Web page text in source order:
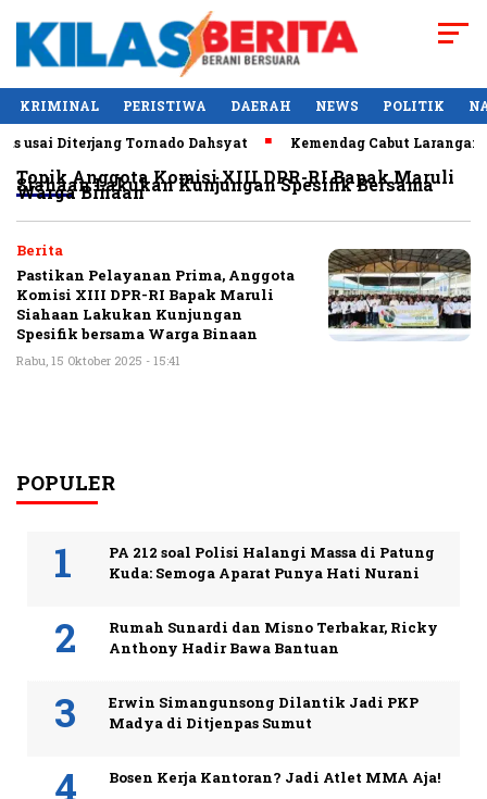
KRIMINAL PERISTIWA DAERAH NEWS POLITIK
usai Diterjang Tornado Dahsyat Kemendag Cabut Larangan
TopikAnggota Komisi XIII DPR-RI Bapak Maruli
Siahaan Lakukan Kunjungan Spesifik Bersama
Warga Binaan
Berita
Pastikan Pelayanan Prima, Anggota
Komisi XIII DPR-RI Bapak Maruli
Siahaan Lakukan Kunjungan
Spesifik bersama Warga Binaan
Rabu, 15 Oktober 2025 - 15:41
POPULER
PA 212 soal Polisi Halangi Massa di Patung
Kuda: Semoga Aparat Punya Hati Nurani
Rumah Sunardi dan Misno Terbakar, Ricky
Anthony Hadir Bawa Bantuan
Erwin Simangunsong Dilantik Jadi PKP
Madya di Ditjenpas Sumut
Bosen Kerja Kantoran? Jadi Atlet MMA Aja!